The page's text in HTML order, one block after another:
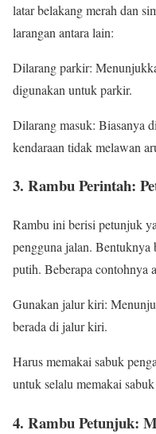
latar belakang merah dan
larangan antara lain:
Dilarang parkir:
digunakan untuk parkir.
Dilarang masuk: Biasanya
kendaraan tidak melawan
3. Rambu Perintah:
Rambu ini berisi petunjuk
pengguna jalan.
putih. Beberapa contohnya
Gunakan jalur kiri:
berada di jalur kiri.
Harus memakai sabuk
untuk selalu memakai
4. Rambu Petunjuk: